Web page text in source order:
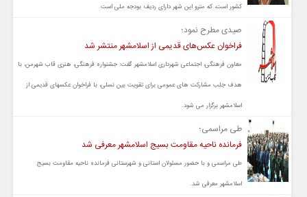
کشور است، که مترو این شهر دارای ردیف بودجه ملی است.
صیدی مطرح نمود؛
فراخوان عکس‌های قدیمی از اسلامشهر منتشر شد
معاون فرهنگی، اجتماعی شهرداری اسلامشهر گفت: جشنواره فرهنگی، هنری قاب شهرمن، با
هدف جلب مشارکت های عمومی برای تقویت بین نسلی، با فراخوان عکسهای قدیمی از
اسلامشهر برگزار می شود.
طی مراسمی؛
فرمانده ناحیه مقاومت بسیج اسلامشهر معرفی شد
طی مراسمی و با حضور مسئولان استانی و شهرستانی فرمانده ناحیه مقاومت بسیج
اسلامشهر معرفی شد.